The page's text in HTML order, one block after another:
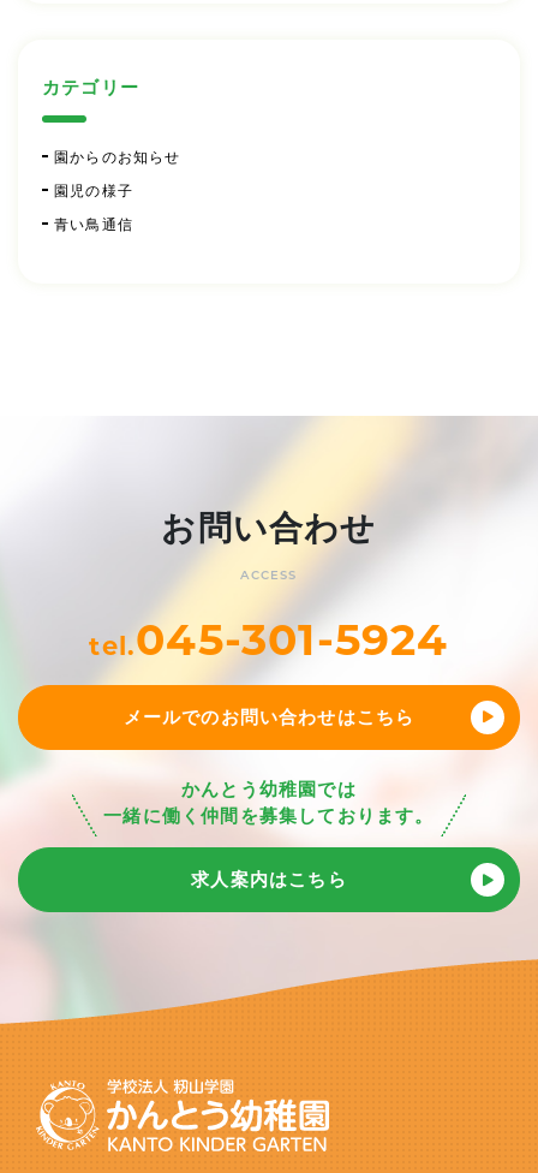
カテゴリー
園からのお知らせ
園児の様子
青い鳥通信
お問い合わせ
ACCESS
tel.045-301-5924
メールでのお問い合わせはこちら
かんとう幼稚園では
一緒に働く仲間を募集しております。
求人案内はこちら